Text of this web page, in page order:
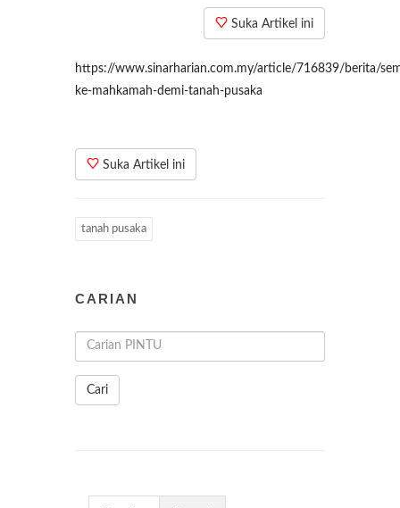
Suka Artikel ini
https://www.sinarharian.com.my/article/716839/berita/
ke-mahkamah-demi-tanah-pusaka
Suka Artikel ini
tanah pusaka
CARIAN
Cari